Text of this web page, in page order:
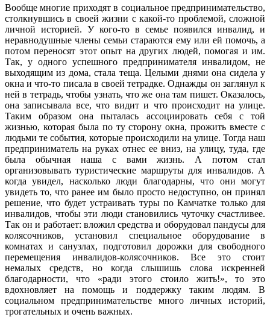
Вообще многие приходят в социальное предпринимательство,
столкнувшись в своей жизни с какой-то проблемой, сложной
личной историей. У кого-то в семье появился инвалид, и
неравнодушные члены семьи стараются ему или ей помочь, а
потом переносят этот опыт на других людей, помогая и им.
Так, у одного успешного предпринимателя инвалидом, не
выходящим из дома, стала теща. Целыми днями она сидела у
окна и что-то писала в своей тетрадке. Однажды он заглянул к
ней в тетрадь, чтобы узнать, что же она там пишет. Оказалось,
она записывала все, что видит и что происходит на улице.
Таким образом она пыталась ассоциировать себя с той
жизнью, которая была по ту сторону окна, прожить вместе с
людьми те события, которые происходили на улице. Тогда наш
предприниматель на руках отнес ее вниз, на улицу, туда, где
была обычная наша с вами жизнь. А потом стал
организовывать туристические маршруты для инвалидов. А
когда увидел, насколько люди благодарны, что они могут
увидеть то, что ранее им было просто недоступно, он принял
решение, что будет устраивать туры по Камчатке только для
инвалидов, чтобы эти люди становились чуточку счастливее.
Так он и работает: вложил средства и оборудовал пандусы для
колясочников, установил специальное оборудование в
комнатах и санузлах, подготовил дорожки для свободного
перемещения инвалидов-колясочников. Все это стоит
немалых средств, но когда слышишь слова искренней
благодарности, что «ради этого стоило жить!», то это
вдохновляет на помощь и поддержку таким людям. В
социальном предпринимательстве много личных историй,
трогательных и очень важных.